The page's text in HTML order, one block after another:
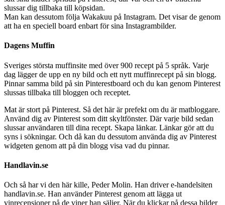
slussar dig tillbaka till köpsidan.
Man kan dessutom följa Wakakuu på Instagram. Det visar de genom
att ha en speciell board enbart för sina Instagrambilder.
Dagens Muffin
Sveriges största muffinsite med över 900 recept på 5 språk. Varje
dag lägger de upp en ny bild och ett nytt muffinrecept på sin blogg.
Pinnar samma bild på sin Pinterestboard och du kan genom Pinterest
slussas tillbaka till bloggen och receptet.
Mat är stort på Pinterest. Så det här är prefekt om du är matbloggare.
Använd dig av Pinterest som ditt skyltfönster. Där varje bild sedan
slussar användaren till dina recept. Skapa länkar. Länkar gör att du
syns i sökningar. Och då kan du dessutom använda dig av Pinterest
widgeten genom att på din blogg visa vad du pinnar.
Handlavin.se
Och så har vi den här kille, Peder Molin. Han driver e-handelsiten
handlavin.se. Han använder Pinterest genom att lägga ut
vinrecensioner på de viner han säljer. När du klickar på dessa bilder